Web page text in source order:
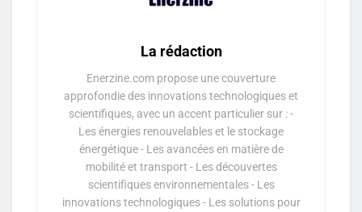
La rédaction
Enerzine.com propose une couverture
approfondie des innovations technologiques et
scientifiques, avec un accent particulier sur : -
Les énergies renouvelables et le stockage
énergétique - Les avancées en matière de
mobilité et transport - Les découvertes
scientifiques environnementales - Les
innovations technologiques - Les solutions pour